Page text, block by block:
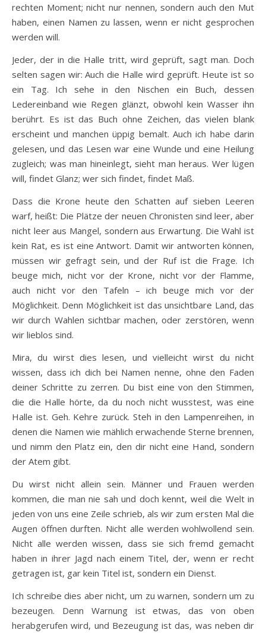
rechten Moment; nicht nur nennen, sondern auch den Mut
haben, einen Namen zu lassen, wenn er nicht gesprochen
werden will.
Jeder, der in die Halle tritt, wird geprüft, sagt man. Doch
selten sagen wir: Auch die Halle wird geprüft. Heute ist so
ein Tag. Ich sehe in den Nischen ein Buch, dessen
Ledereinband wie Regen glänzt, obwohl kein Wasser ihn
berührt. Es ist das Buch ohne Zeichen, das vielen blank
erscheint und manchen üppig bemalt. Auch ich habe darin
gelesen, und das Lesen war eine Wunde und eine Heilung
zugleich; was man hineinlegt, sieht man heraus. Wer lügen
will, findet Glanz; wer sich findet, findet Maß.
Dass die Krone heute den Schatten auf sieben Leeren
warf, heißt: Die Plätze der neuen Chronisten sind leer, aber
nicht leer aus Mangel, sondern aus Erwartung. Die Wahl ist
kein Rat, es ist eine Antwort. Damit wir antworten können,
müssen wir gefragt sein, und der Ruf ist die Frage. Ich
beuge mich, nicht vor der Krone, nicht vor der Flamme,
auch nicht vor den Tafeln – ich beuge mich vor der
Möglichkeit. Denn Möglichkeit ist das unsichtbare Land, das
wir durch Wahlen sichtbar machen, oder zerstören, wenn
wir lieblos sind.
Mira, du wirst dies lesen, und vielleicht wirst du nicht
wissen, dass ich dich bei Namen nenne, ohne den Faden
deiner Schritte zu zerren. Du bist eine von den Stimmen,
die die Halle hörte, da du noch nicht wusstest, was eine
Halle ist. Geh. Kehre zurück. Steh in den Lampenreihen, in
denen die Namen wie mählich erwachende Sterne brennen,
und nimm den Platz ein, den dir nicht eine Hand, sondern
der Atem gibt.
Du wirst nicht allein sein. Männer und Frauen werden
kommen, die man nie sah und doch kennt, weil die Welt in
jeden von uns eine Zeile schrieb, als wir zum ersten Mal die
Augen öffnen durften. Nicht alle werden wohlwollend sein.
Nicht alle werden wissen, dass sie sich fremd gemacht
haben in ihrer Jagd nach einem Titel, der, wenn er recht
getragen ist, gar kein Titel ist, sondern ein Dienst.
Ich schreibe dies aber nicht, um zu warnen, sondern um zu
bezeugen. Denn Warnung ist etwas, das von oben
herabgerufen wird, und Bezeugung ist das, was neben dir